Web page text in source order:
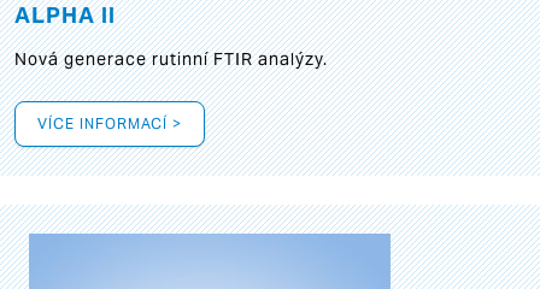
ALPHA II
Nová generace rutinní FTIR analýzy.
VÍCE INFORMACÍ >